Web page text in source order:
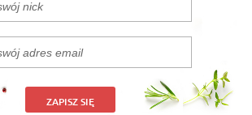
ZAPISZ SIĘ